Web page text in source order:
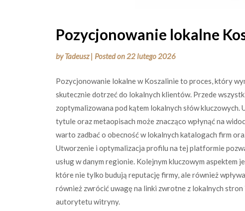
Pozycjonowanie lokalne
byTadeusz | Posted on22 lutego 2026
Pozycjonowanie lokalne w Koszalinie to proces, który
skutecznie dotrzeć do lokalnych klientów. Przede
zoptymalizowana pod kątem lokalnych słów
tytule oraz metaopisach może znacząco wpłynąć na
warto zadbać o obecność w lokalnych katalogach firm
Utworzenie i optymalizacja profilu na tej platformie
usług w danym regionie. Kolejnym kluczowym
które nie tylko budują reputację firmy, ale również
również zwrócić uwagę na linki zwrotne z lokalnych
autorytetu witryny.